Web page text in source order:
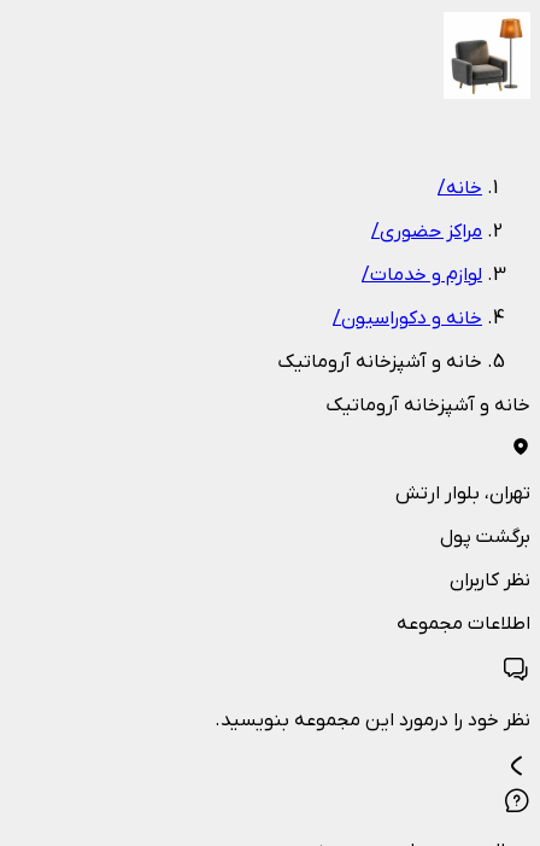
1
خانه/
مراکز حضوری/
لوازم و خدمات/
خانه و دکوراسیون/
خانه و آشپزخانه آروماتیک
خانه و آشپزخانه آروماتیک
تهران، بلوار ارتش
برگشت پول
نظر کاربران
اطلاعات مجموعه
نظر خود را درمورد این مجموعه بنویسید.